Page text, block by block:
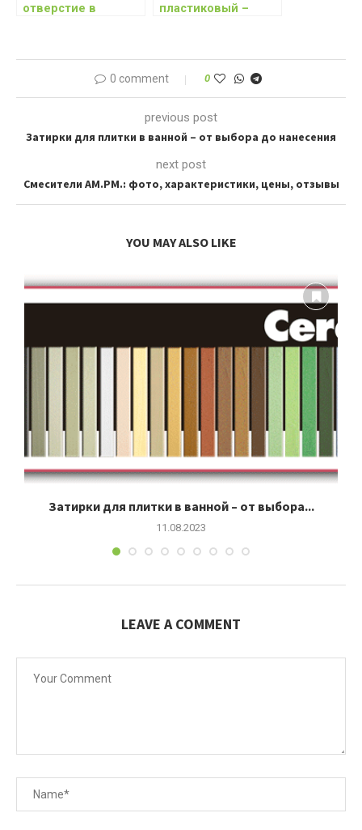
отверстие в
пластиковый –
0 comment 0
previous post
Затирки для плитки в ванной – от выбора до нанесения
next post
Смесители AM.PM.: фото, характеристики, цены, отзывы
YOU MAY ALSO LIKE
Затирки для плитки в ванной – от выбора...
11.08.2023
LEAVE A COMMENT